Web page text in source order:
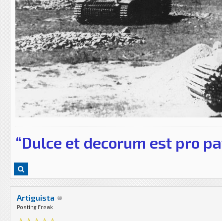
“Dulce et decorum est pro
Artiguista
Posting Freak